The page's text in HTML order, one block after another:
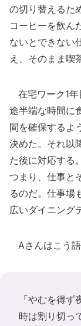
の切り替えるた
コーヒーを飲ん
ないとできない
え、そのまま喫
在宅ワーク1年
途半端な時間に
間を確保するよ
決めた。それ以
た後に対応する
つまり、仕事と
るのだ。仕事場
広いダイニング
Aさんはこう語
「やむを得
時は割り切っ